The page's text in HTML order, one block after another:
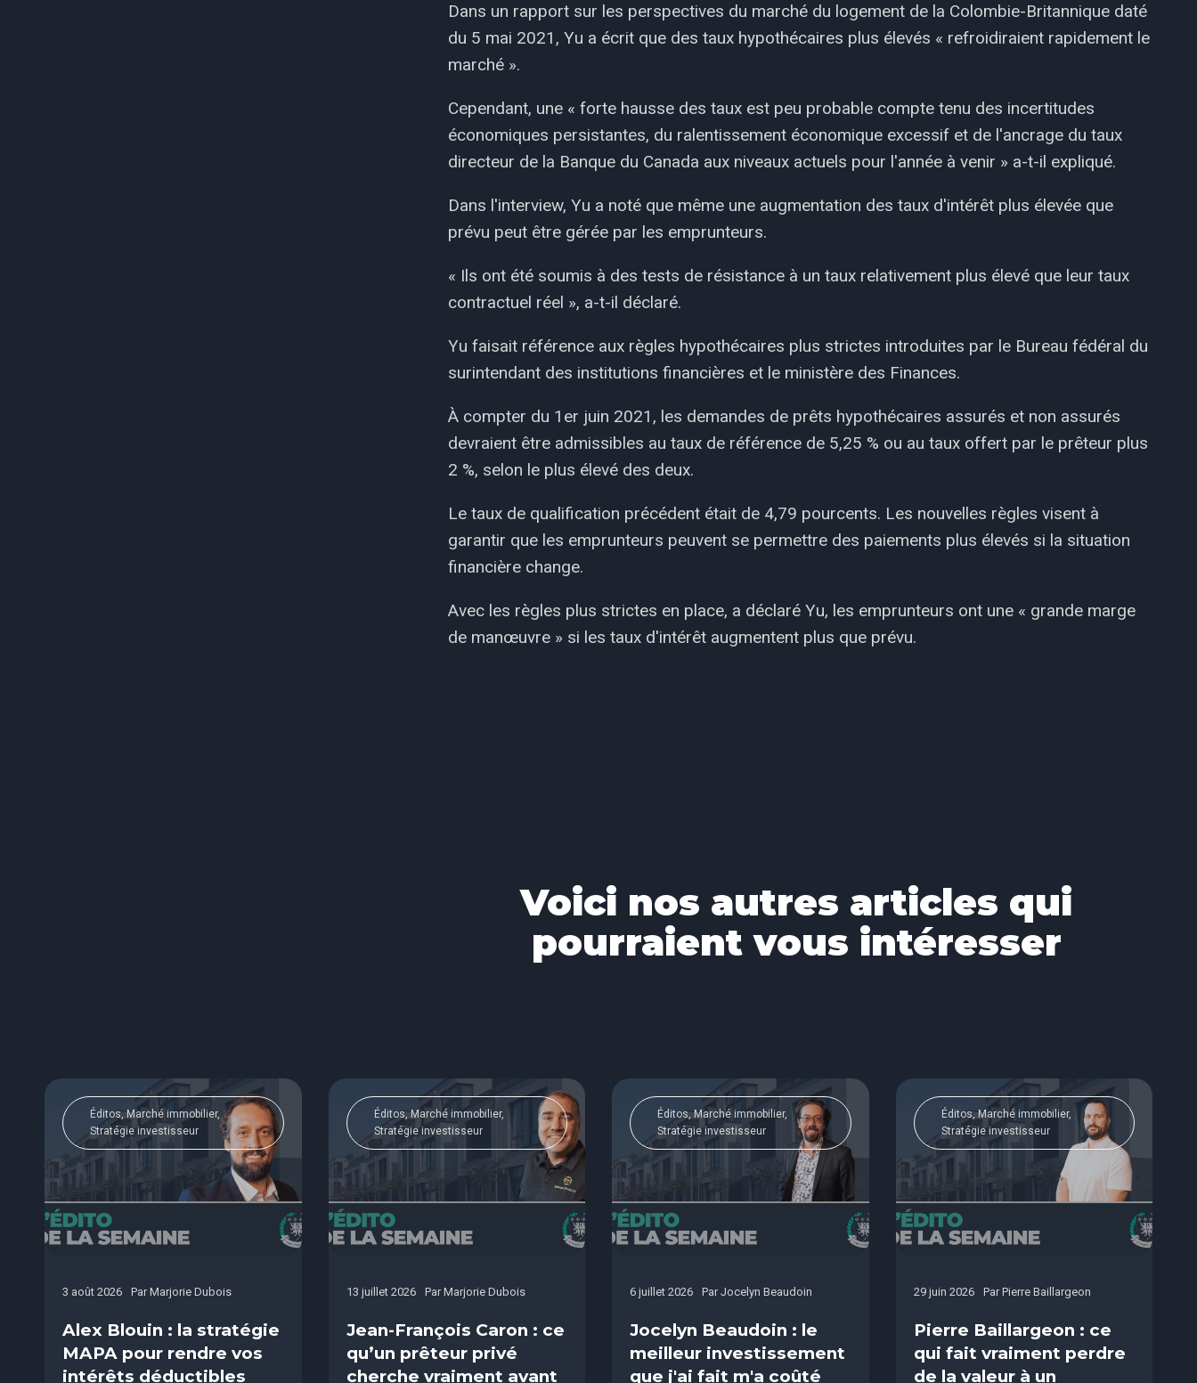
Dans un rapport sur les perspectives du marché du logement de la Colombie-Britannique daté
du 5 mai 2021, Yu a écrit que des taux hypothécaires plus élevés « refroidiraient rapidement le
marché ».
Cependant, une « forte hausse des taux est peu probable compte tenu des incertitudes
économiques persistantes, du ralentissement économique excessif et de l'ancrage du taux
directeur de la Banque du Canada aux niveaux actuels pour l'année à venir » a-t-il expliqué.
Dans l'interview, Yu a noté que même une augmentation des taux d'intérêt plus élevée que
prévu peut être gérée par les emprunteurs.
« Ils ont été soumis à des tests de résistance à un taux relativement plus élevé que leur taux
contractuel réel », a-t-il déclaré.
Yu faisait référence aux règles hypothécaires plus strictes introduites par le Bureau fédéral du
surintendant des institutions financières et le ministère des Finances.
À compter du 1er juin 2021, les demandes de prêts hypothécaires assurés et non assurés
devraient être admissibles au taux de référence de 5,25 % ou au taux offert par le prêteur plus
2 %, selon le plus élevé des deux.
Le taux de qualification précédent était de 4,79 pourcents. Les nouvelles règles visent à
garantir que les emprunteurs peuvent se permettre des paiements plus élevés si la situation
financière change.
Avec les règles plus strictes en place, a déclaré Yu, les emprunteurs ont une « grande marge
de manœuvre » si les taux d'intérêt augmentent plus que prévu.
Voici nos autres articles qui
pourraient vous intéresser
Éditos, Marché immobilier,
Stratégie investisseur
3 août 2026 Par Marjorie Dubois
Alex Blouin : la stratégie
MAPA pour rendre vos
intérêts déductibles
Éditos, Marché immobilier,
Stratégie investisseur
13 juillet 2026 Par Marjorie Dubois
Jean-François Caron : ce
qu’un prêteur privé
cherche vraiment avant
Éditos, Marché immobilier,
Stratégie investisseur
6 juillet 2026 Par Jocelyn Beaudoin
Jocelyn Beaudoin : le
meilleur investissement
que j'ai fait m'a coûté
Éditos, Marché immobilier,
Stratégie investisseur
29 juin 2026 Par Pierre Baillargeon
Pierre Baillargeon : ce
qui fait vraiment perdre
de la valeur à un